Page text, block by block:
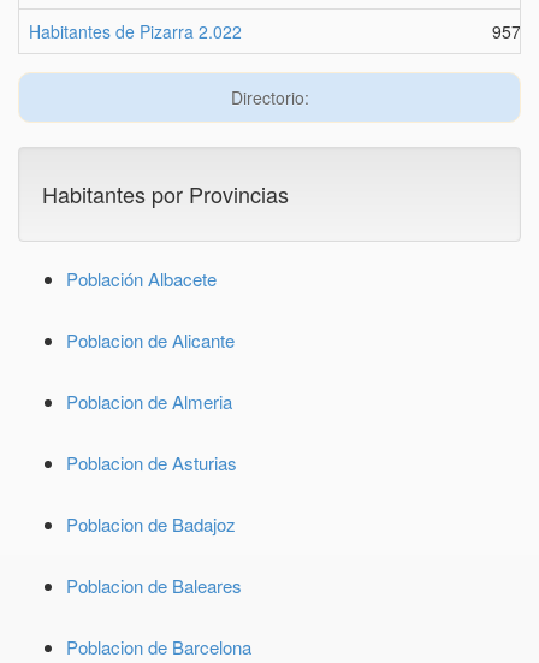
Habitantes de Pizarra 2.022
9572
Directorio:
Habitantes por Provincias
Población Albacete
Poblacion de Alicante
Poblacion de Almeria
Poblacion de Asturias
Poblacion de Badajoz
Poblacion de Baleares
Poblacion de Barcelona